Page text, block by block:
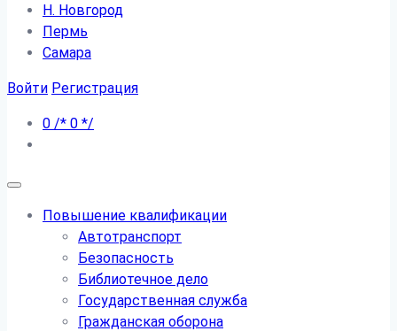
Н. Новгород
Пермь
Самара
Войти Регистрация
0 /* 0 */
Повышение квалификации
Автотранспорт
Безопасность
Библиотечное дело
Государственная служба
Гражданская оборона